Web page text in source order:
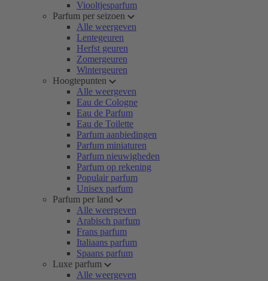
Viooltjesparfum
Parfum per seizoen
Alle weergeven
Lentegeuren
Herfst geuren
Zomergeuren
Wintergeuren
Hoogtepunten
Alle weergeven
Eau de Cologne
Eau de Parfum
Eau de Toilette
Parfum aanbiedingen
Parfum miniaturen
Parfum nieuwigheden
Parfum op rekening
Populair parfum
Unisex parfum
Parfum per land
Alle weergeven
Arabisch parfum
Frans parfum
Italiaans parfum
Spaans parfum
Luxe parfum
Alle weergeven